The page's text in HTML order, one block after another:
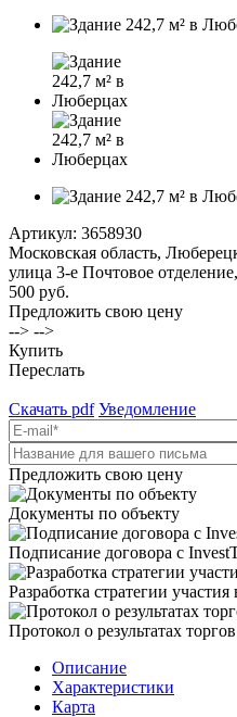
Артикул: 3658930
Московская область,
улица 3-е Почтовое
500 руб.
Предложить свою цену
--> -->
Купить
Переслать
Скачать pdf Уведомление
Предложить свою цену
Документы по объекту
Подписание договора с
Разработка стратегии
Протокол о результатах торгов
Описание
Характеристики
Карта